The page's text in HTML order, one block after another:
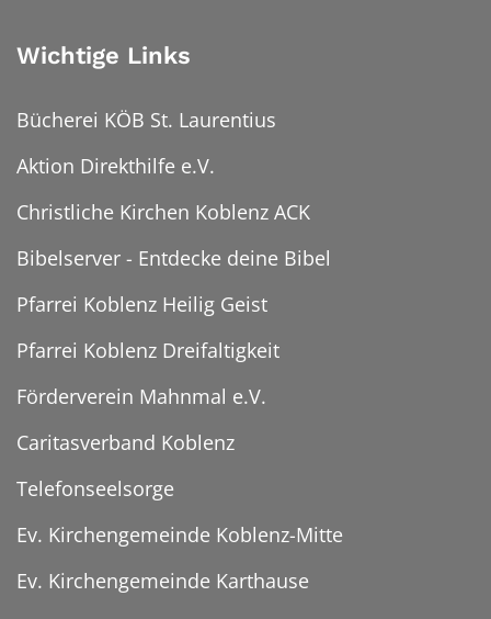
Wichtige Links
Bücherei KÖB St. Laurentius
Aktion Direkthilfe e.V.
Christliche Kirchen Koblenz ACK
Bibelserver - Entdecke deine Bibel
Pfarrei Koblenz Heilig Geist
Pfarrei Koblenz Dreifaltigkeit
Förderverein Mahnmal e.V.
Caritasverband Koblenz
Telefonseelsorge
Ev. Kirchengemeinde Koblenz-Mitte
Ev. Kirchengemeinde Karthause